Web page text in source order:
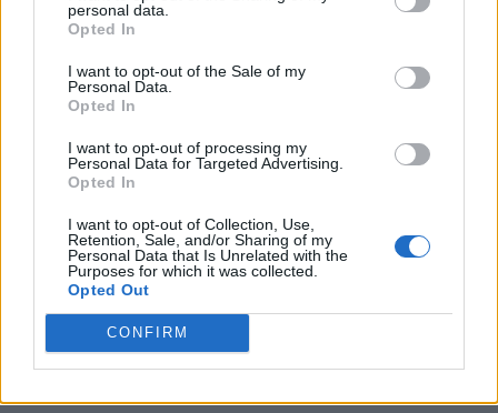
personal data.
Opted In
I want to opt-out of the Sale of my
Personal Data.
Opted In
I want to opt-out of processing my
Personal Data for Targeted Advertising.
Opted In
I want to opt-out of Collection, Use,
Retention, Sale, and/or Sharing of my
Personal Data that Is Unrelated with the
Purposes for which it was collected.
Opted Out
CONFIRM